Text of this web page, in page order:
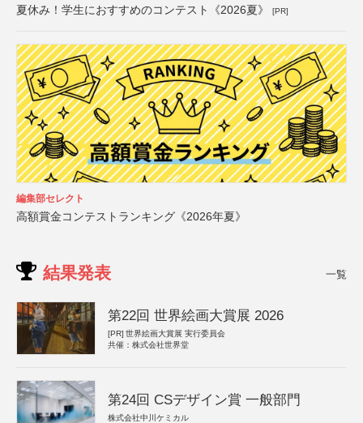
夏休み！学生におすすめのコンテスト《2026夏》 [PR]
編集部セレクト
高額賞金コンテストランキング《2026年夏》
結果発表 一覧
第22回 世界絵画大賞展 2026
[PR] 世界絵画大賞展 実行委員会
共催：株式会社世界堂
第24回 CSデザイン賞 一般部門
株式会社中川ケミカル